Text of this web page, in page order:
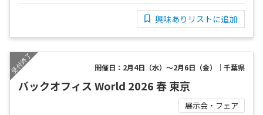
興味ありリストに追加
開催日：2月4日（水）～2月6日（金）｜千葉県
バックオフィス World 2026 春 東京
展示会・フェア